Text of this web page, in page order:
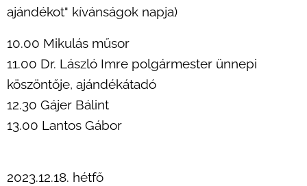
ajándékot" kívánságok napja)
10.00 Mikulás műsor
11.00 Dr. László Imre polgármester ünnepi
köszöntője, ajándékátadó
12.30 Gájer Bálint
13.00 Lantos Gábor
2023.12.18. hétfő